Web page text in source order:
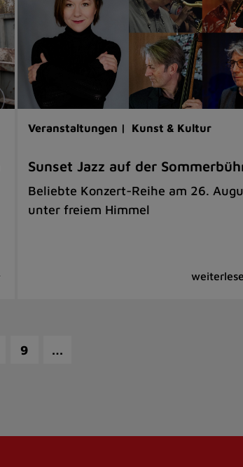
Veranstaltungen | Kunst & Kultur
Sunset Jazz auf der
Beliebte Konzert-Reihe am 26.
unter freiem Himmel
9 …